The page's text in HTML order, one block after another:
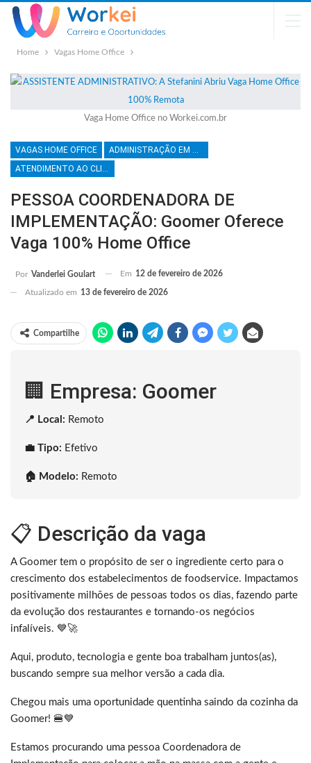
Home Vagas Home Office
Vaga Home Office no Workei.com.br
VAGAS HOME OFFICE
ADMINISTRAÇÃO EM GERAL
ATENDIMENTO AO CLIENTE
PESSOA COORDENADORA DE
IMPLEMENTAÇÃO: Goomer Oferece
Vaga 100% Home Office
Por Vanderlei Goulart Em 12 de fevereiro de 2026
Atualizado em 13 de fevereiro de 2026
Compartilhe
🏢 Empresa: Goomer
📍 Local: Remoto
💼 Tipo: Efetivo
🏠 Modelo: Remoto
📋 Descrição da vaga
A Goomer tem o propósito de ser o ingrediente certo para o
crescimento dos estabelecimentos de foodservice. Impactamos
positivamente milhões de pessoas todos os dias, fazendo parte
da evolução dos restaurantes e tornando-os negócios
infalíveis. 💙🚀
Aqui, produto, tecnologia e gente boa trabalham juntos(as),
buscando sempre sua melhor versão a cada dia.
Chegou mais uma oportunidade quentinha saindo da cozinha da
Goomer! 🍔💙
Estamos procurando uma pessoa Coordenadora de